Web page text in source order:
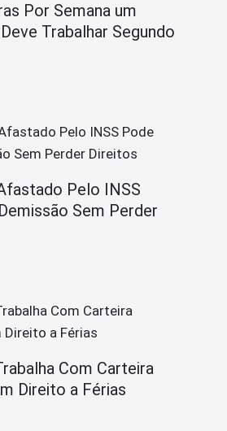
Por Semana um
Trabalhar Segundo
Pelo INSS
Sem Perder
Com Carteira
Direito a Férias